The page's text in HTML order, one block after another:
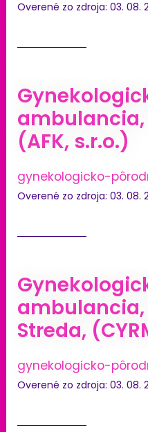
Overené zo zdroja: 03. 08.
ambulancia,
(AFK, s.r.o.)
gynekologicko-
Overené zo zdroja: 03. 08.
Streda,
gynekologicko-
Overené zo zdroja: 03. 08.